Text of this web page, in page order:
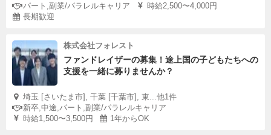
パート,副業/パラレルキャリア
時給2,500〜4,000円
長期歓迎
株式会社フォレスト
ファンドレイザーの募集！途上国の子どもたちへの
支援を一緒に募りませんか？
埼玉 [さいたま市], 千葉 [千葉市], 東...他1件
新卒,中途,パート,副業/パラレルキャリア
時給1,500〜3,500円
1年からOK